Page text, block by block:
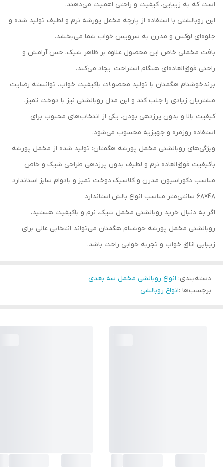
است که به زیبایی، کیفیت و راحتی اهمیت می‌دهند.
این روبالشتی با استفاده از پارچه مخمل پورشه نرم و لطیف تولید شده و
جلوه‌ای لوکس و مدرن به سرویس خواب شما می‌بخشد.
بافت مخملی خاص این محصول علاوه بر ظاهر شیک، حس آرامش و
راحتی فوق‌العاده‌ای هنگام استراحت ایجاد می‌کند.
برندخوشنام هگمتان با تولید محصولات باکیفیت خواب، توانسته رضایت
مشتریان زیادی را جلب کند و این مدل روبالشتی نیز با دوخت تمیز،
کیفیت بالا و بدون پرزدهی بودن، یکی از انتخاب‌های محبوب برای
استفاده روزمره و جهیزیه محسوب می‌شود.
ویژگی‌های روبالشتی مخمل پورشه هگمتان: تولید شده از مخمل پورشه
باکیفیت فوق‌العاده نرم و لطیف بدون پرزدهی طراحی شیک و خاص
مناسب دکوراسیون مدرن و کلاسیک دوخت تمیز و بادوام سایز استاندارد
48×68 سانتی‌متر مناسب انواع بالش استاندارد
اگر به دنبال خرید روبالشتی مخمل شیک، نرم و باکیفیت هستید،
روبالشتی مخمل پورشه حوشنام هگمتان می‌تواند انتخابی عالی برای
زیبایی اتاق خواب و تجربه خوابی راحت باشد.
دسته‌بندی: انواع روبالشی مخمل سه بعدی
برچسب‌ها :انواع روبالشی